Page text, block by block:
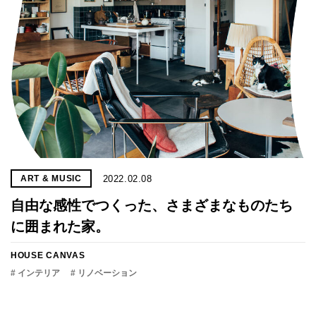
ART & MUSIC 2022.02.08
自由な感性でつくった、さまざまなものたち
に囲まれた家。
HOUSE CANVAS
# インテリア
# リノベーション